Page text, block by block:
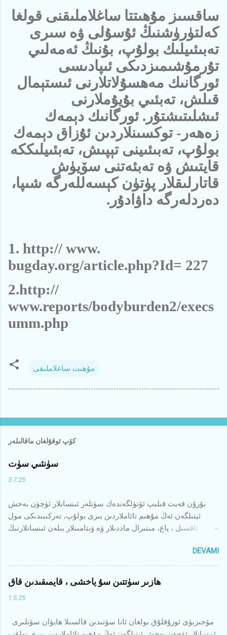
ساقسىز مۇھىتتا ساغلاملىقنى قولغا
كەلتۈرۈشنىڭ ئۇسۇلى ۋە سىرى
تەبىئىيلىك بولۇپ، بۇنىڭ ئەمەلىي
تۇرمۇشىمىزدىكى ئىپادىسى
ئورگانىك مەھسۇلاتلارنى ئىستېمال
قىلش، تەبئىي بۇيۇملارنى
ئىشلىتىشتۇر. ئورگانىك دېمەك
زەھەر- توكسىنلاردىن ئۇزاق دېمەك
بولۇپ، تەبىئىينى تېپىش، تەبئىيلىككە
قايتىش ۋە تەبئەتنى سۆيۈش
قاتارلىقلار پۈتۈن كېسەللەرگە شىپا،
دەردلەرگە داۋادۇر.
1. http:// www.
bugday.org/article.php?Id= 227
2.http://
www.reports/bodyburden2/execs
umm.php
مۇھىت ساغلاملىقى
كۆپ ئوقۇلغان ماقالىلەر
سۈنئىي سۈت
3.7.25
بۇرۇن قەيت قىلىپ ئۆتۈلگەندەك سۈتلەر ئىنسانلار ئۈچۈن بەخش
ئېتىلگەن ئەڭ مۇھىم تائاملاردىن بىرى بولۇپ، تەركىبىدىكى مول
ئاقسىل ، ياغ، مىنىرال ماددىلار ۋە ۋىتامىنلار بىلەن ئىنسانلارنىڭ
ئىنسانلارنىڭ ياخشى كۆرىدىغان ئوزۇقىدىن بىرى بولۇپ كەلمەكتە.
ئەمما ھازىرقى زامانىۋىلىشىۋاتقان ۋە زاۋاللىققا يۈزلىنىۋاتقان
ئىنسانىيەت جەمئىيىتىدە، « تەرەققىيات ۋە مودا » نىڭ ئېقىمىنى
بەلگىلەۋاتقان كۈچلەر ھەرخىل بانا - سەۋەبلەر، ھېلە - نەيرەڭلەر
بىلەن جەمئىيەتنىڭ ھەر قاتلىمىغا ھۇجۇم قىلۋاتقانغا ئوخشاش،
قىلىپ، نېمە يەپ - ئىچىشىمىزگىمۇ ئۇلار قارار بېرىدىغان ھالەت
DEVAMI
ھازىر سۈتتىن سۇ ياخشى ، قايمىقىدىن قاق
1.5.25